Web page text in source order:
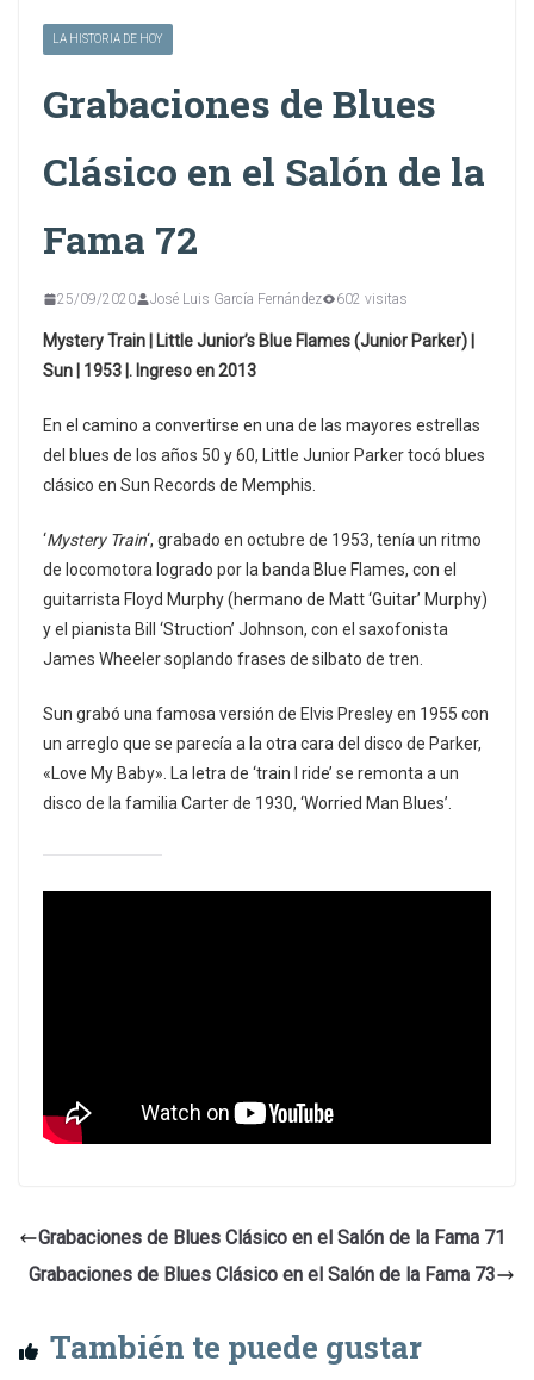
LA HISTORIA DE HOY
Grabaciones de Blues
Clásico en el Salón de la
Fama 72
25/09/2020 José Luis García Fernández 602 visitas
Mystery Train | Little Junior’s Blue Flames (Junior Parker) |
Sun | 1953 |. Ingreso en 2013
En el camino a convertirse en una de las mayores estrellas
del blues de los años 50 y 60, Little Junior Parker tocó blues
clásico en Sun Records de Memphis.
‘Mystery Train‘, grabado en octubre de 1953, tenía un ritmo
de locomotora logrado por la banda Blue Flames, con el
guitarrista Floyd Murphy (hermano de Matt ‘Guitar’ Murphy)
y el pianista Bill ‘Struction’ Johnson, con el saxofonista
James Wheeler soplando frases de silbato de tren.
Sun grabó una famosa versión de Elvis Presley en 1955 con
un arreglo que se parecía a la otra cara del disco de Parker,
«Love My Baby». La letra de ‘train I ride’ se remonta a un
disco de la familia Carter de 1930, ‘Worried Man Blues’.
Grabaciones de Blues Clásico en el Salón de la Fama 71
Grabaciones de Blues Clásico en el Salón de la Fama 73
También te puede gustar